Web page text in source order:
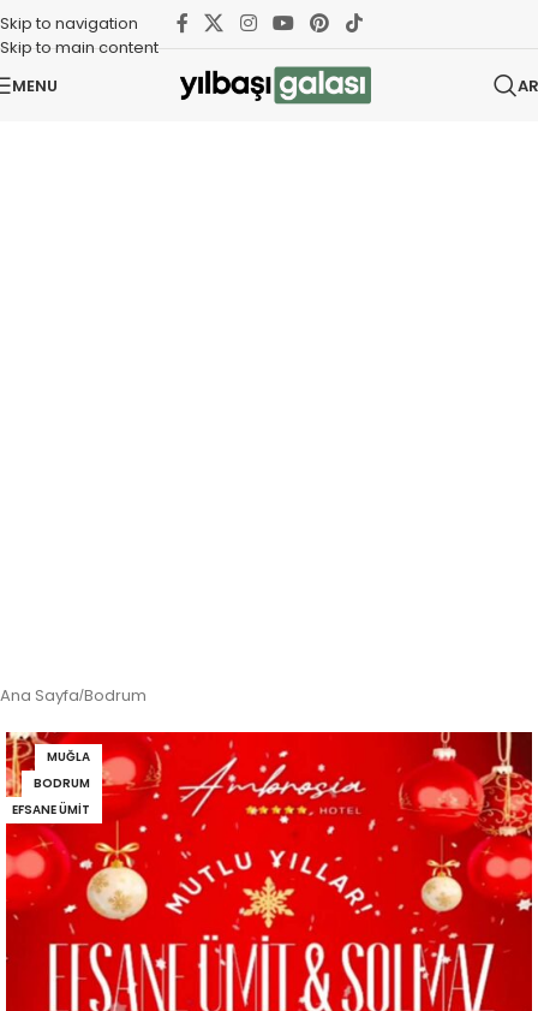
Skip to navigation
Skip to main content
MENU
Ana Sayfa/Bodrum
MUĞLA
BODRUM
EFSANE ÜMIT